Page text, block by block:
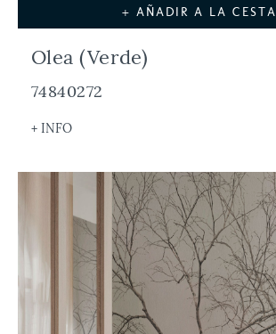
+ AÑADIR A LA CESTA
Olea (Verde)
74840272
+ INFO